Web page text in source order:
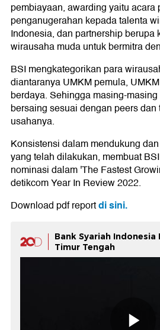
pembiayaan, awarding yaitu
penganugerahan kepada talenta
Indonesia, dan partnership berupa
wirausaha muda untuk bermitra
BSI mengkategorikan para
diantaranya UMKM pemula,
berdaya. Sehingga masing-
bersaing sesuai dengan peers
usahanya.
Konsistensi dalam mendukung
yang telah dilakukan, membuat
nominasi dalam 'The Fastest
detikcom Year In Review 2022.
Download pdf reportdi sini.
Bank Syariah Indonesia
Timur Tengah